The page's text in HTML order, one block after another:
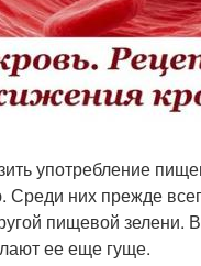
употребление
Среди них прежде
пищевой зелени. В
ее еще гуще.